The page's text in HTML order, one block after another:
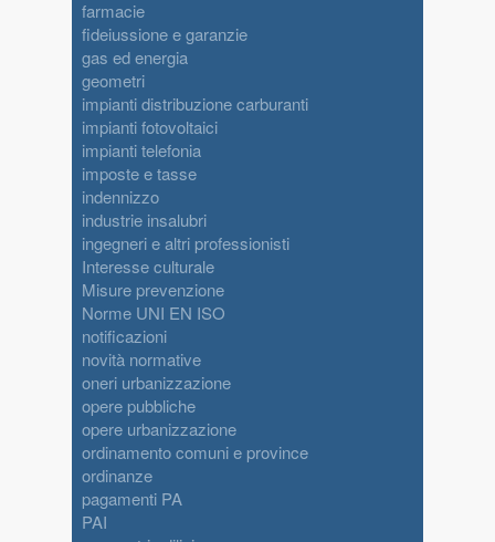
farmacie
fideiussione e garanzie
gas ed energia
geometri
impianti distribuzione carburanti
impianti fotovoltaici
impianti telefonia
imposte e tasse
indennizzo
industrie insalubri
ingegneri e altri professionisti
Interesse culturale
Misure prevenzione
Norme UNI EN ISO
notificazioni
novità normative
oneri urbanizzazione
opere pubbliche
opere urbanizzazione
ordinamento comuni e province
ordinanze
pagamenti PA
PAI